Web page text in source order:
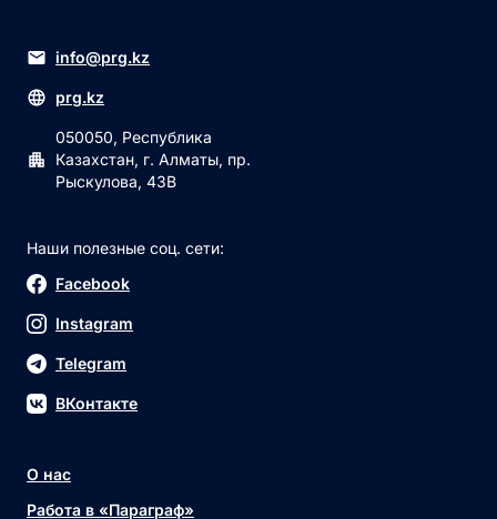
info@prg.kz
prg.kz
050050, Республика
Казахстан, г. Алматы, пр.
Рыскулова, 43В
Наши полезные соц. сети:
Facebook
Instagram
Telegram
ВКонтакте
О нас
Работа в «Параграф»